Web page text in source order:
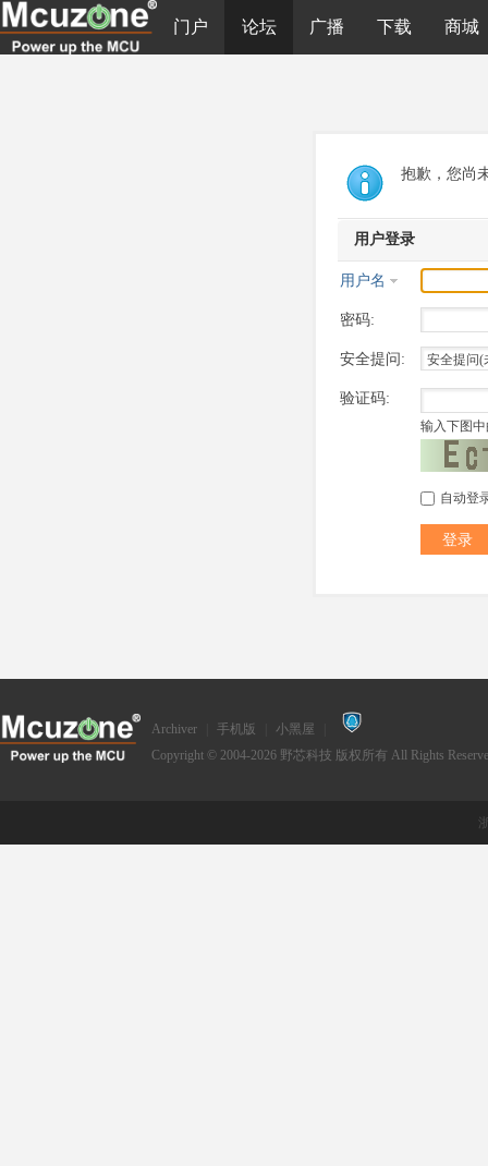
门户 论坛 广播 下载 商城
抱歉，您尚
用户登录
用户名
密码:
安全提问:
验证码:
输入下图
自动登
登录
Archiver 手机版 小黑屋
Copyright © 2004-2026 野芯科技 版权所有 All Rights